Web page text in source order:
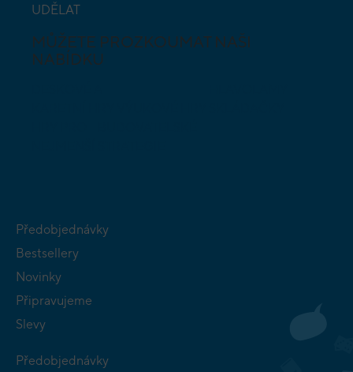
UDĚLAT
MŮŽETE PROZKOUMAT NAŠI
NABÍDKU
Předobjednávky
Bestsellery
Novinky
Připravujeme
Slevy
Předobjednávky